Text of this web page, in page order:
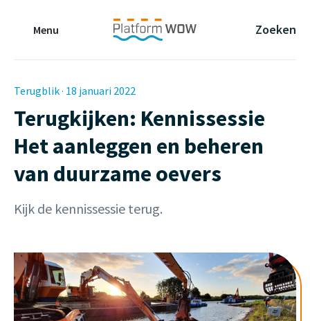
Menu
Zoeken
Terugblik · 18 januari 2022
Terugkijken: Kennissessie
Het aanleggen en beheren
van duurzame oevers
Kijk de kennissessie terug.